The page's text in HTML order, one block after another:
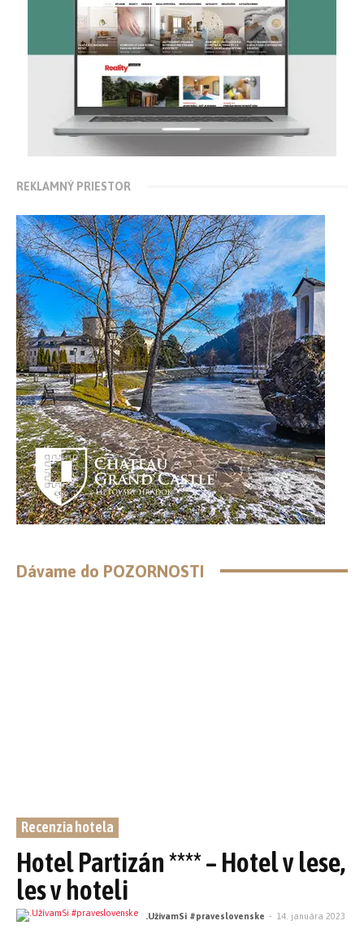
REKLAMNÝ PRIESTOR
Dávame do POZORNOSTI
Recenzia hotela
Hotel Partizán **** – Hotel v lese,
les v hoteli
.UžívamSi #praveslovenske - 14. januára 2023